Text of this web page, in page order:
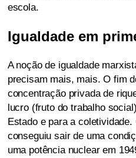
escola.
Igualdade em
A noção de igualdade
precisam mais, mais. O fim
concentração privada de
lucro (fruto do trabalho
Estado e para a
conseguiu sair de uma
uma potência nuclear em